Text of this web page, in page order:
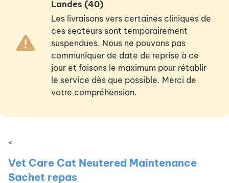
Landes (40)
Les livraisons vers certaines cliniques de
ces secteurs sont temporairement
suspendues. Nous ne pouvons pas
communiquer de date de reprise à ce
jour et faisons le maximum pour rétablir
le service dès que possible. Merci de
votre compréhension.
<
Vet Care Cat Neutered Maintenance
Sachet repas